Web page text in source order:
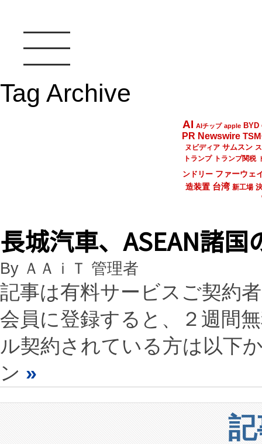
Tag Archive
AI AIチップ apple BYD
PR Newswire
ヌビディア サムスン
トランプ
トランプ関税
ンドリー ファーウェ
造装置 台湾 新工場
長城汽車、ASEAN諸
By ＡＡｉＴ 管理者
記事は有料サービスご契約
会員に登録すると、２週間
ル契約されている方は以下
ン »